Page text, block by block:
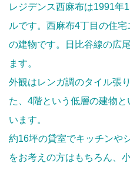
レジデンス西麻布は1991年
ルです。西麻布4丁目の住
の建物です。日比谷線の広
ます。
外観はレンガ調のタイル張
た、4階という低層の建物
います。
約16坪の貸室でキッチンや
をお考えの方はもちろん、